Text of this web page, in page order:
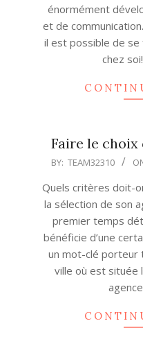
énormément
et de
il est possible de
chez
Faire le choix
2012-
25
BY: TEAM32310
Quels critères doit-
la sélection de son
premier temps
bénéficie d’une
un mot-clé porteur
ville où est située